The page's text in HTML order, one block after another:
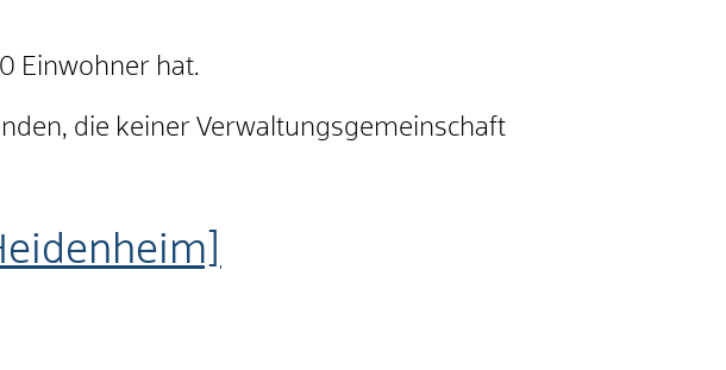
Einwohner hat.
die keiner Verwaltungsgemeinschaft